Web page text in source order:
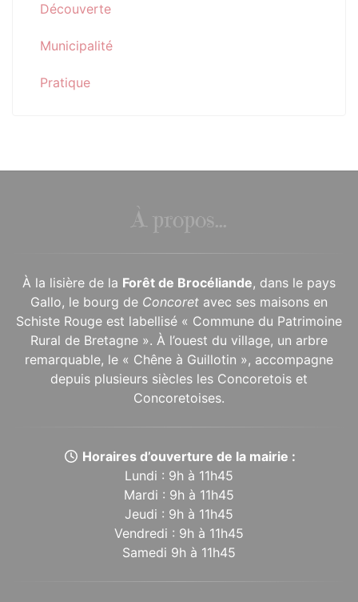
Découverte
Municipalité
Pratique
À propos...
À la lisière de la Forêt de Brocéliande, dans le pays
Gallo, le bourg de Concoret avec ses maisons en
Schiste Rouge est labellisé « Commune du Patrimoine
Rural de Bretagne ». À l’ouest du village, un arbre
remarquable, le « Chêne à Guillotin », accompagne
depuis plusieurs siècles les Concoretois et
Concoretoises.
Horaires d’ouverture de la mairie :
Lundi : 9h à 11h45
Mardi : 9h à 11h45
Jeudi : 9h à 11h45
Vendredi : 9h à 11h45
Samedi 9h à 11h45